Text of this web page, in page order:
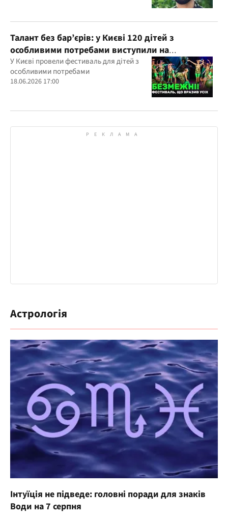
Талант без бар’єрів: у Києві 120 дітей з
особливими потребами виступили на
всеукраїнському фестивалі
У Києві провели фестиваль для дітей з
особливими потребами
18.06.2026 17:00
Астрологія
Інтуїція не підведе: головні поради для знаків
Води на 7 серпня